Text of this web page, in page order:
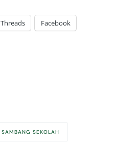
Threads Facebook
SAMBANG SEKOLAH